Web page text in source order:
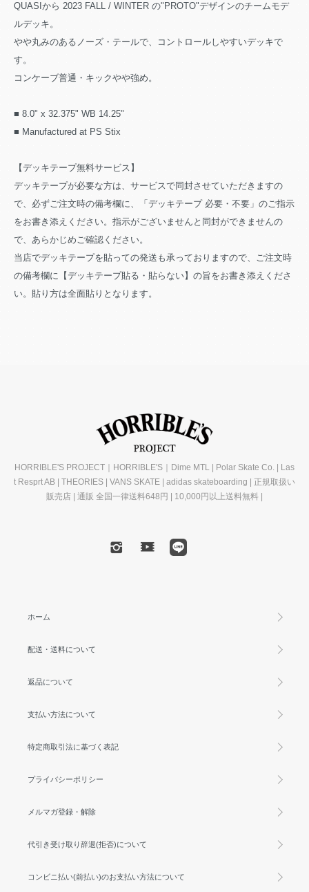
QUASIから 2023 FALL / WINTER の"PROTO"デザインのチームモデ
ルデッキ。
やや丸みのあるノーズ・テールで、コントロールしやすいデッキで
す。
コンケーブ普通・キックやや強め。
■ 8.0" x 32.375" WB 14.25"
■ Manufactured at PS Stix
【デッキテープ無料サービス】
デッキテープが必要な方は、サービスで同封させていただきますの
で、必ずご注文時の備考欄に、「デッキテープ 必要・不要」のご指示
をお書き添えください。指示がございませんと同封ができませんの
で、あらかじめご確認ください。
当店でデッキテープを貼っての発送も承っておりますので、ご注文時
の備考欄に【デッキテープ貼る・貼らない】の旨をお書き添えくださ
い。貼り方は全面貼りとなります。
HORRIBLE'S PROJECT｜HORRIBLE'S｜Dime MTL | Polar Skate Co. | Las
t Resprt AB | THEORIES | VANS SKATE | adidas skateboarding | 正規取扱い
販売店 | 通販 全国一律送料648円 | 10,000円以上送料無料 |
ホーム
配送・送料について
返品について
支払い方法について
特定商取引法に基づく表記
プライバシーポリシー
メルマガ登録・解除
代引き受け取り辞退(拒否)について
コンビニ払い(前払い)のお支払い方法について